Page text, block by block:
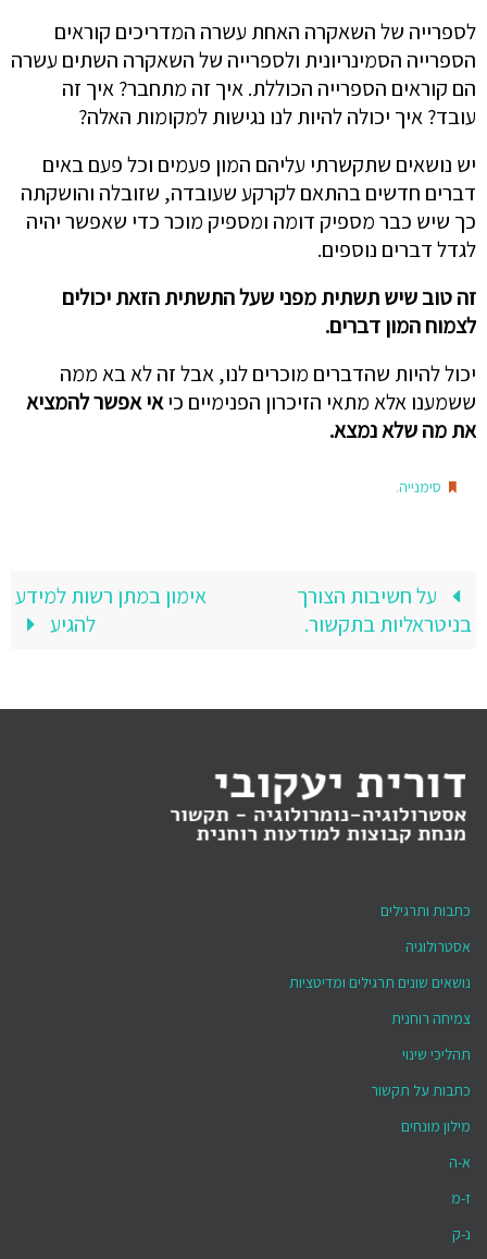
לספרייה של השאקרה האחת עשרה המדריכים קוראים
הספרייה הסמינריונית ולספרייה של השאקרה השתים עשרה
הם קוראים הספרייה הכוללת. איך זה מתחבר? איך זה
עובד? איך יכולה להיות לנו נגישות למקומות האלה?
יש נושאים שתקשרתי עליהם המון פעמים וכל פעם באים
דברים חדשים בהתאם לקרקע שעובדה, שזובלה והושקתה
כך שיש כבר מספיק דומה ומספיק מוכר כדי שאפשר יהיה
לגדל דברים נוספים.
זה טוב שיש תשתית מפני שעל התשתית הזאת יכולים
לצמוח המון דברים.
יכול להיות שהדברים מוכרים לנו, אבל זה לא בא ממה
ששמענו אלא מתאי הזיכרון הפנימיים כיאי אפשר להמציא
את מה שלא נמצא.
סימנייה.
על חשיבות הצורך
בניטראליות בתקשור.
אימון במתן רשות למידע
להגיע
כתבות ותרגילים
אסטרולוגיה
נושאים שונים תרגילים ומדיטציות
צמיחה רוחנית
תהליכי שינוי
כתבות על תקשור
מילון מונחים
א-ה
ז-מ
נ-ק